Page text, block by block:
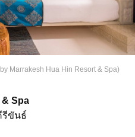
Marrakesh Hua Hin Resort & Spa)
& Spa
รีขันธ์